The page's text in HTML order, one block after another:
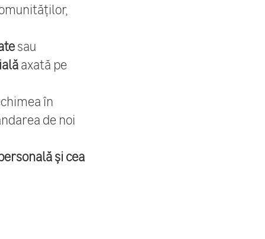
sau
axată pe
în
de noi
și cea